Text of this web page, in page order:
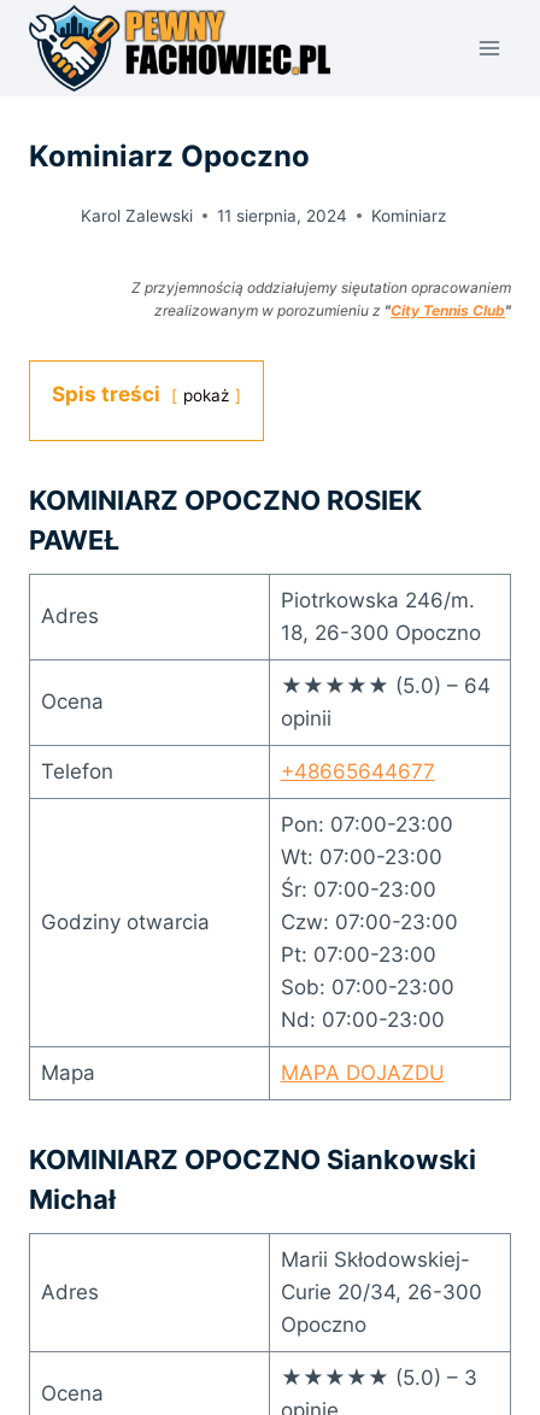
Przejdź
treści
Kominiarz Opoczno
Karol Zalewski 11 sierpnia, 2024 Kominiarz
Z przyjemnością oddziałujemy sięutation opracowaniem
zrealizowanym w porozumieniu z "City Tennis Club"
Spis treści pokaż
KOMINIARZ OPOCZNO ROSIEK
PAWEŁ
Adres
Piotrkowska 246/m.
18, 26-300 Opoczno
Ocena
★★★★★ (5.0) – 64
opinii
Telefon +48665644677
Godziny otwarcia
Pon: 07:00-23:00
Wt: 07:00-23:00
Śr: 07:00-23:00
Czw: 07:00-23:00
Pt: 07:00-23:00
Sob: 07:00-23:00
Nd: 07:00-23:00
Mapa MAPA DOJAZDU
KOMINIARZ OPOCZNO Siankowski
Michał
Adres
Marii Skłodowskiej-
Curie 20/34, 26-300
Opoczno
Ocena
★★★★★ (5.0) – 3
opinie